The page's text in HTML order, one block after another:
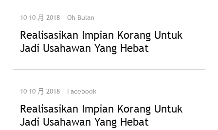
10 10 月 2018 Oh Bulan
Realisasikan Impian Korang Untuk
Jadi Usahawan Yang Hebat
10 10 月 2018 Facebook
Realisasikan Impian Korang Untuk
Jadi Usahawan Yang Hebat